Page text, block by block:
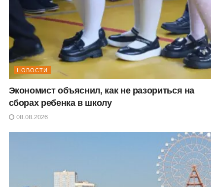
НОВОСТИ
Экономист объяснил, как не разориться на
сборах ребенка в школу
08.08.2026